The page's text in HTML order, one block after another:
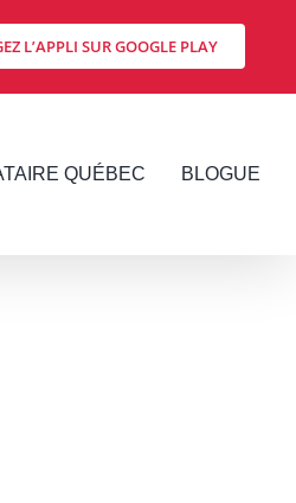
L’APPLI SUR GOOGLE PLAY
QUÉBEC BLOGUE